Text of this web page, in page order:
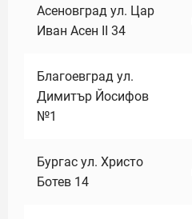
Асеновград ул. Цар
Иван Асен II 34
Благоевград ул.
Димитър Йосифов
№1
Бургас ул. Христо
Ботев 14